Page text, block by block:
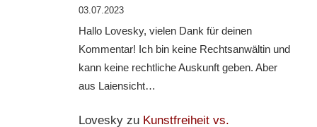
03.07.2023
Hallo Lovesky, vielen Dank für deinen
Kommentar! Ich bin keine Rechtsanwältin und
kann keine rechtliche Auskunft geben. Aber
aus Laiensicht…
Loveskyzu Kunstfreiheit vs.